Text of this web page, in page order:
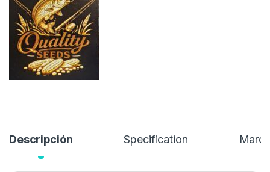
Descripción Specification Marca